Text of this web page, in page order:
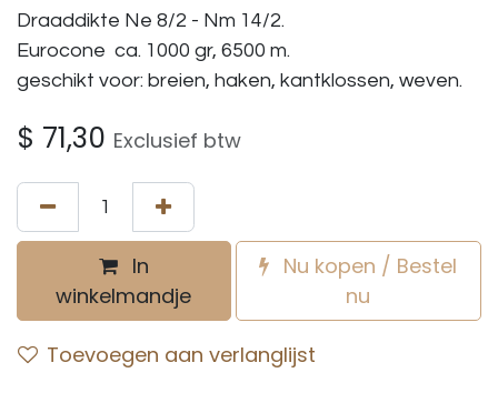
Draaddikte Ne 8/2 - Nm 14/2.
Eurocone ca. 1000 gr, 6500 m.
geschikt voor: breien, haken, kantklossen, weven.
$ 71,30 Exclusief btw
In
winkelmandje
Nu kopen / Bestel
nu
Toevoegen aan verlanglijst